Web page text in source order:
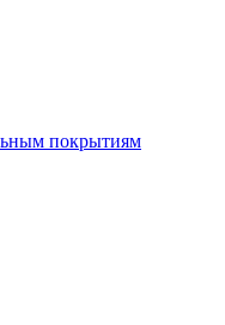
покрытиям